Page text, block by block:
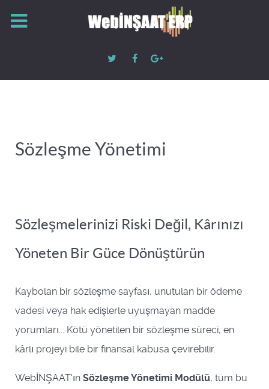
Sözleşme Yönetimi
Sözleşmelerinizi Riski Değil, Kârınızı
Yöneten Bir Güce Dönüştürün
Kaybolan bir sözleşme sayfası, unutulan bir ödeme
vadesi veya hak edişlerle uyuşmayan madde
yorumları... Kötü yönetilen bir sözleşme süreci, en
kârlı projeyi bile bir finansal kabusa çevirebilir.
WebİNŞAAT'ın Sözleşme Yönetimi Modülü, tüm bu